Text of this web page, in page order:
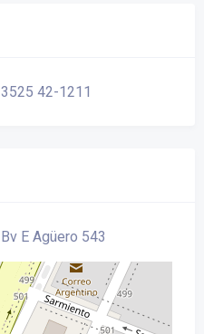
3525 42-1211
Bv E Agüero 543